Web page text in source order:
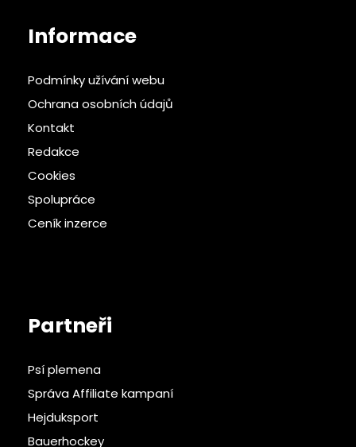
Informace
Podmínky užívání webu
Ochrana osobních údajů
Kontakt
Redakce
Cookies
Spolupráce
Ceník inzerce
Partneři
Psí plemena
Správa Affiliate kampaní
Hejduksport
Bauerhockey